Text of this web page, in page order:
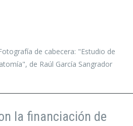
de cabecera: "Estudio de
de Raúl García Sangrador
la financiación de